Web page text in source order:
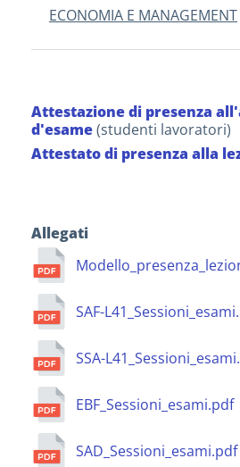
ECONOMIA E MANAGEMENT
Attestazione di presenza
d'esame(studenti lavoratori)
Attestato di presenza alla
Allegati
SAF-
SSA-
EBF_Sessioni_esami.pdf
SAD_Sessioni_esami.pdf